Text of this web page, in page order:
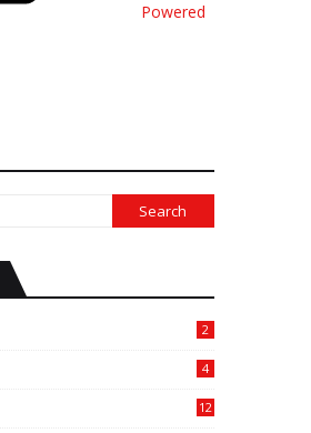
Powered
2
4
12